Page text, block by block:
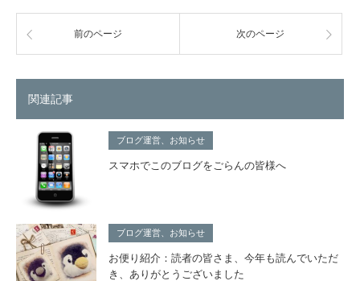
前のページ 次のページ
関連記事
ブログ運営、お知らせ
スマホでこのブログをごらんの皆様へ
ブログ運営、お知らせ
お便り紹介：読者の皆さま、今年も読んでいただ
き、ありがとうございました